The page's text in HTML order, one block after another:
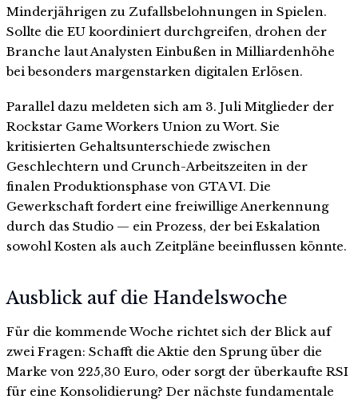
Minderjährigen zu Zufallsbelohnungen in Spielen.
Sollte die EU koordiniert durchgreifen, drohen der
Branche laut Analysten Einbußen in Milliardenhöhe
bei besonders margenstarken digitalen Erlösen.
Parallel dazu meldeten sich am 3. Juli Mitglieder der
Rockstar Game Workers Union zu Wort. Sie
kritisierten Gehaltsunterschiede zwischen
Geschlechtern und Crunch-Arbeitszeiten in der
finalen Produktionsphase von GTA VI. Die
Gewerkschaft fordert eine freiwillige Anerkennung
durch das Studio — ein Prozess, der bei Eskalation
sowohl Kosten als auch Zeitpläne beeinflussen könnte.
Ausblick auf die Handelswoche
Für die kommende Woche richtet sich der Blick auf
zwei Fragen: Schafft die Aktie den Sprung über die
Marke von 225,30 Euro, oder sorgt der überkaufte RSI
für eine Konsolidierung? Der nächste fundamentale